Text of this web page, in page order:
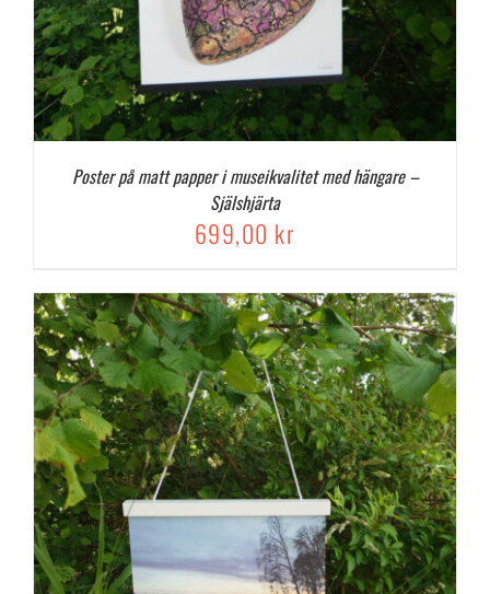
Poster på matt papper i museikvalitet med hängare –
Själshjärta
699,00 kr